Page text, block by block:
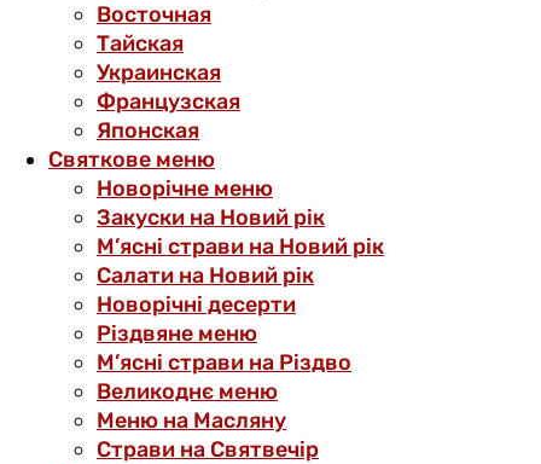
Восточная
Тайская
Украинская
Французская
Японская
Святкове меню
Новорічне меню
Закуски на Новий рік
М’ясні страви на Новий рік
Салати на Новий рік
Новорічні десерти
Різдвяне меню
М’ясні страви на Різдво
Великоднє меню
Меню на Масляну
Страви на Святвечір